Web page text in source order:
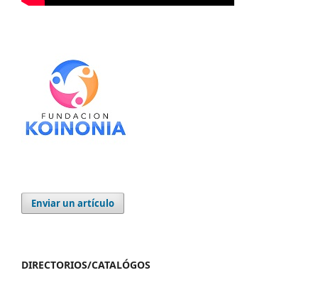
Enviar un artículo
DIRECTORIOS/CATALÓGOS